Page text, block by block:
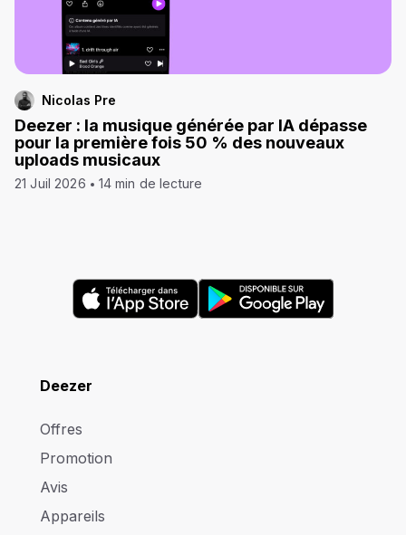
Nicolas Pre
Deezer : la musique générée par IA dépasse
pour la première fois 50 % des nouveaux
uploads musicaux
21 Juil 2026 14 min de lecture
Deezer
Offres
Promotion
Avis
Appareils